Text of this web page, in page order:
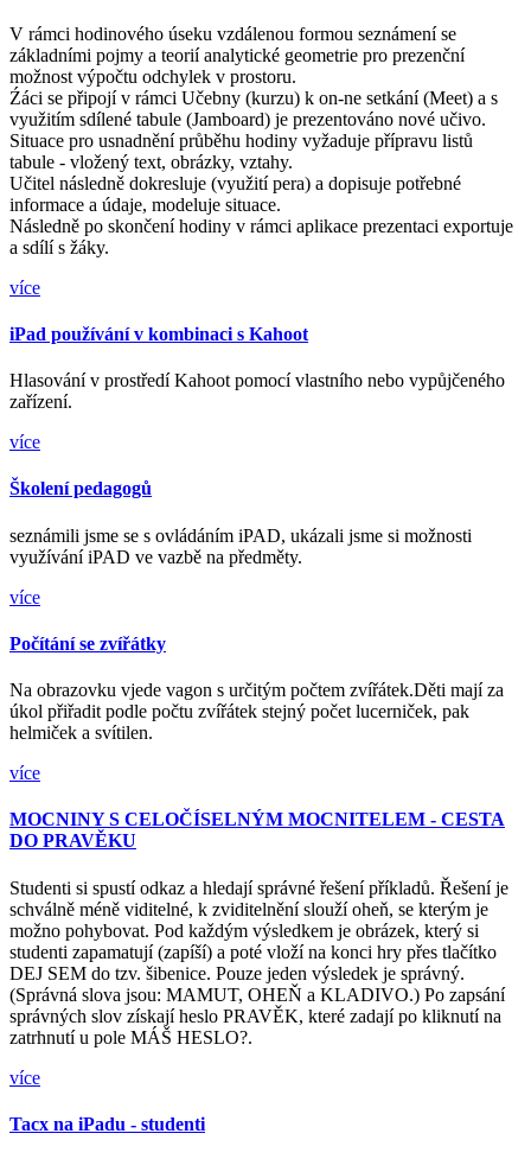
V rámci hodinového úseku vzdálenou formou seznámení se
základními pojmy a teorií analytické geometrie pro prezenční
možnost výpočtu odchylek v prostoru.
Źáci se připojí v rámci Učebny (kurzu) k on-ne setkání (Meet) a s
využitím sdílené tabule (Jamboard) je prezentováno nové učivo.
Situace pro usnadnění průběhu hodiny vyžaduje přípravu listů
tabule - vložený text, obrázky, vztahy.
Učitel následně dokresluje (využití pera) a dopisuje potřebné
informace a údaje, modeluje situace.
Následně po skončení hodiny v rámci aplikace prezentaci exportuje
a sdílí s žáky.
více
iPad používání v kombinaci s Kahoot
Hlasování v prostředí Kahoot pomocí vlastního nebo vypůjčeného
zařízení.
více
Školení pedagogů
seznámili jsme se s ovládáním iPAD, ukázali jsme si možnosti
využívání iPAD ve vazbě na předměty.
více
Počítání se zvířátky
Na obrazovku vjede vagon s určitým počtem zvířátek.Děti mají za
úkol přiřadit podle počtu zvířátek stejný počet lucerniček, pak
helmiček a svítilen.
více
MOCNINY S CELOČÍSELNÝM MOCNITELEM - CESTA
DO PRAVĚKU
Studenti si spustí odkaz a hledají správné řešení příkladů. Řešení je
schválně méně viditelné, k zviditelnění slouží oheň, se kterým je
možno pohybovat. Pod každým výsledkem je obrázek, který si
studenti zapamatují (zapíší) a poté vloží na konci hry přes tlačítko
DEJ SEM do tzv. šibenice. Pouze jeden výsledek je správný.
(Správná slova jsou: MAMUT, OHEŇ a KLADIVO.) Po zapsání
správných slov získají heslo PRAVĚK, které zadají po kliknutí na
zatrhnutí u pole MÁŠ HESLO?.
více
Tacx na iPadu - studenti